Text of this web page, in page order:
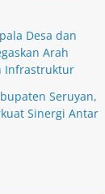
Desa dan
Arah
Infrastruktur
Seruyan,
Sinergi Antar